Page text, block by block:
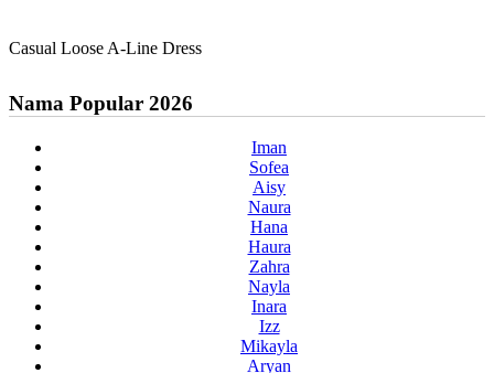
Casual Loose A-Line Dress
Nama Popular 2026
Iman
Sofea
Aisy
Naura
Hana
Haura
Zahra
Nayla
Inara
Izz
Mikayla
Aryan